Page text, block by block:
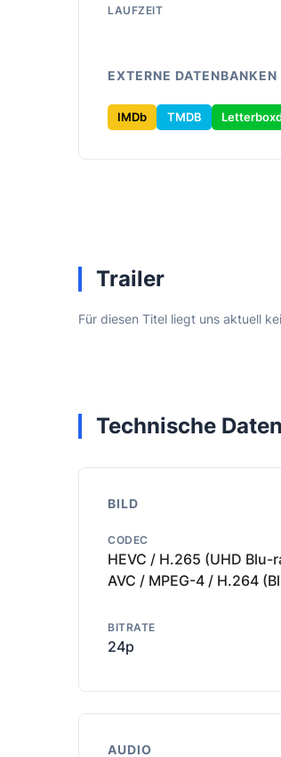
LAUFZEIT
EXTERNE DATENBANKEN
IMDb TMDB
Trailer
Für diesen Titel liegt uns aktuell
Technische Daten
BILD
CODEC
HEVC / H.265 (UHD Blu-
AVC / MPEG-4 / H.264
BITRATE
24p
AUDIO